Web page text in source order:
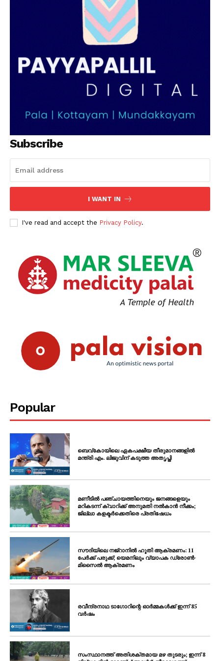
Subscribe
I WANT IN
I've read and accept the Privacy Policy.
Popular
ബെവ്കോയിലെ ഏകപക്ഷീയ തീരുമാനങ്ങളിൽ
മന്ത്രി എം. ലിജുവിന് കടുത്ത അതൃപ്തി
മണീടിൽ പഞ്ചായത്തിനെയും ജനങ്ങളെയും
മറികടന്ന് ക്വാറിക്ക് അനുമതി നൽകാൻ നീക്കം;
ജില്ലാ കളക്ടർക്കെതിരെ പ്രതിഷേധം
സൗദിയിലെ നജ്‌റാനിൽ ഹൂതി ആക്രമണം: 11
പേർക്ക് പരുക്ക്; യെമനിലും വ്യാപക ഡ്രോൺ-
മിസൈൽ ആക്രമണം
രവീന്ദ്രനാഥ ടാഗോറിന്റെ ഓർമ്മകൾക്ക് ഇന്ന് 85
വർഷം
സംസ്ഥാനത്ത് അതിശക്തമായ മഴ തുടരും; ഇന്ന് 8